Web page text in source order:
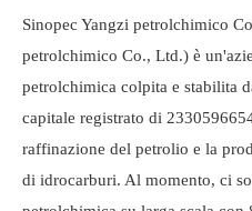
Sinopec Yangzi petrolchimico
petrolchimico Co., Ltd.) è
petrolchimica colpita e stabilita
capitale registrato di
raffinazione del petrolio e la
di idrocarburi. Al momento, ci